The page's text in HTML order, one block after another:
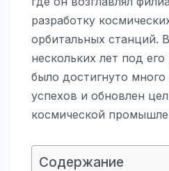
разработку
орбитальных станций.
нескольких лет под
было достигнуто много
успехов и обновлен
космической
Содержание